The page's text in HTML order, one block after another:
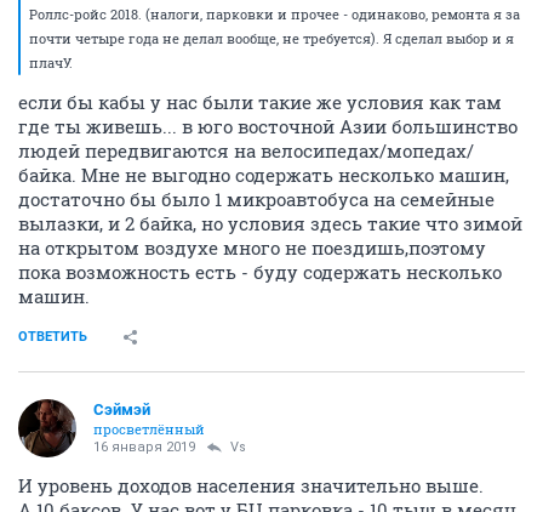
Роллс-ройс 2018. (налоги, парковки и прочее - одинаково, ремонта я за
почти четыре года не делал вообще, не требуется). Я сделал выбор и я
плачУ.
если бы кабы у нас были такие же условия как там
где ты живешь... в юго восточной Азии большинство
людей передвигаются на велосипедах/мопедах/
байка. Мне не выгодно содержать несколько машин,
достаточно бы было 1 микроавтобуса на семейные
вылазки, и 2 байка, но условия здесь такие что зимой
на открытом воздухе много не поездишь,поэтому
пока возможность есть - буду содержать несколько
машин.
ОТВЕТИТЬ
Сэймэй
просветлённый
16 января 2019 Vs
И уровень доходов населения значительно выше.